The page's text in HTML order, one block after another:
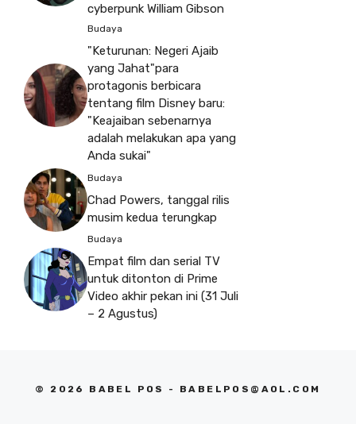
cyberpunk William Gibson
Budaya
"Keturunan: Negeri Ajaib
yang Jahat"para
protagonis berbicara
tentang film Disney baru:
"Keajaiban sebenarnya
adalah melakukan apa yang
Anda sukai"
Budaya
Chad Powers, tanggal rilis
musim kedua terungkap
Budaya
Empat film dan serial TV
untuk ditonton di Prime
Video akhir pekan ini (31 Juli
– 2 Agustus)
© 2026 BABEL POS - BABELPOS@AOL.COM